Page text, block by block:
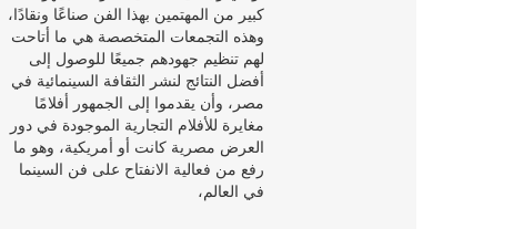
كبير من المهتمين بهذا الفن صناعًا ونقادًا،
وهذه التجمعات المتخصصة هي ما أتاحت
لهم تنظيم جهودهم جميعًا للوصول إلى
أفضل النتائج لنشر الثقافة السينمائية في
مصر، وأن يقدموا إلى الجمهور أفلامًا
مغايرة للأفلام التجارية الموجودة في دور
العرض مصرية كانت أو أمريكية، وهو ما
رفع من فعالية الانفتاح على فن السينما
في العالم،